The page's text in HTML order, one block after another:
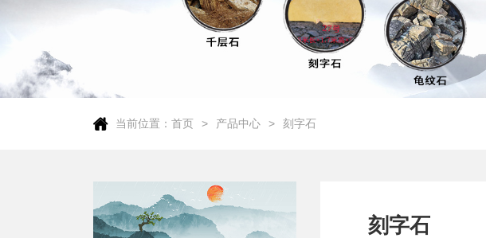
当前位置： 首页 产品中心 刻字石
刻字石